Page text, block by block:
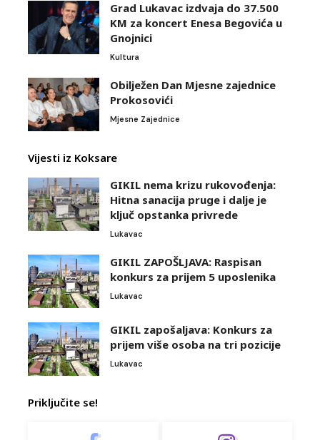
Grad Lukavac izdvaja do 37.500
KM za koncert Enesa Begovića u
Gnojnici
Kultura
Obilježen Dan Mjesne zajednice
Prokosovići
Mjesne Zajednice
Vijesti iz Koksare
GIKIL nema krizu rukovođenja:
Hitna sanacija pruge i dalje je
ključ opstanka privrede
Lukavac
GIKIL ZAPOŠLJAVA: Raspisan
konkurs za prijem 5 uposlenika
Lukavac
GIKIL zapošaljava: Konkurs za
prijem više osoba na tri pozicije
Lukavac
Priključite se!